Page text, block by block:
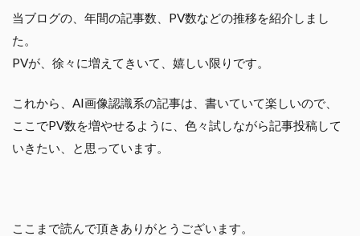
当ブログの、年間の記事数、PV数などの推移を紹介しまし
た。
PVが、徐々に増えてきいて、嬉しい限りです。
これから、AI画像認識系の記事は、書いていて楽しいので、
ここでPV数を増やせるように、色々試しながら記事投稿して
いきたい、と思っています。
ここまで読んで頂きありがとうございます。